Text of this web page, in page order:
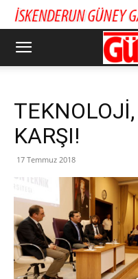
KARŞI!
17 Temmuz 2018